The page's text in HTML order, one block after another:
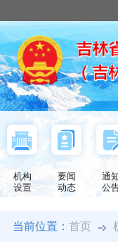
机构
设置
要闻
动态
通
公
当前位置：首页